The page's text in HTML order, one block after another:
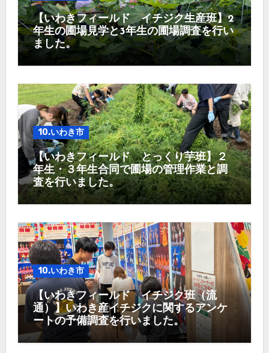
【いわきフィールド イチジク生産班】2
年生の圃場見学と3年生の圃場調査を行い
ました。
10.いわき市
【いわきフィールド とっくり芋班】２
年生・３年生合同で圃場の管理作業と調
査を行いました。
10.いわき市
【いわきフィールド イチジク班（流
通）】いわき産イチジクに関するアンケ
ートの予備調査を行いました。